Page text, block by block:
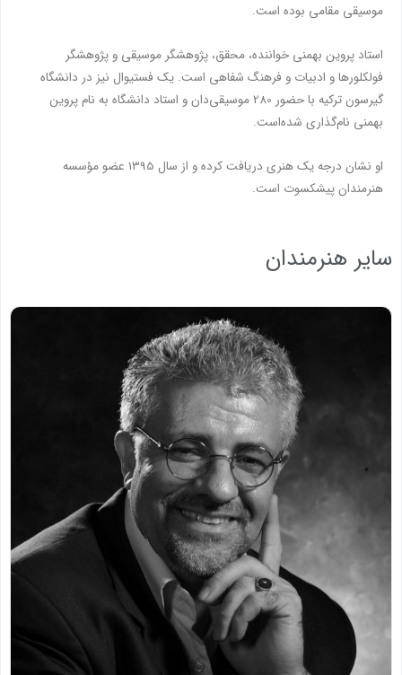
موسیقی مقامی بوده‌ است.
استاد پروین بهمنی خواننده، محقق، پژوهشگر موسیقی و پژوهشگر
فولکلورها و ادبیات و فرهنگ شفاهی است. یک فستیوال نیز در دانشگاه
گیرسون ترکیه با حضور 280 موسیقی‌دان و استاد دانشگاه به نام پروین
بهمنی نام‌گذاری شده‌است.
او نشان درجه یک هنری دریافت کرده و از سال 1395 عضو مؤسسه
هنرمندان پیشکسوت است.
سایر هنرمندان